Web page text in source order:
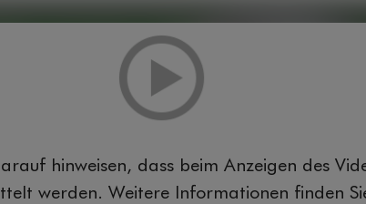
hinweisen, dass beim Anzeigen des
werden. Weitere Informationen finden